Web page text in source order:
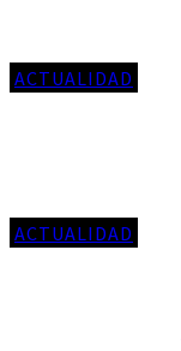
ACTUALIDAD
ACTUALIDAD